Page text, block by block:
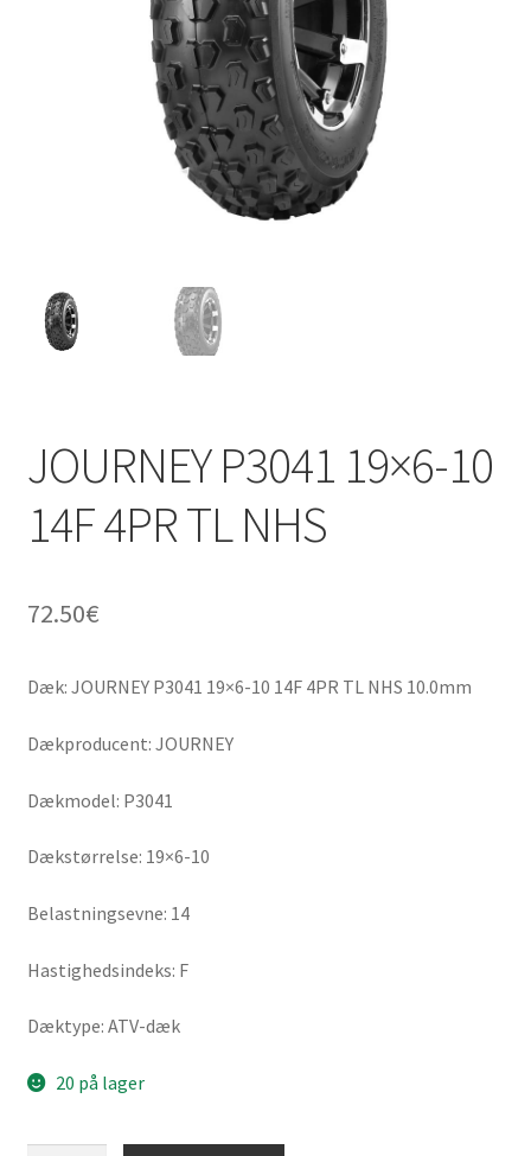
JOURNEY P3041 19×6-10
14F 4PR TL NHS
72.50€
Dæk: JOURNEY P3041 19×6-10 14F 4PR TL NHS 10.0mm
Dækproducent: JOURNEY
Dækmodel: P3041
Dækstørrelse: 19×6-10
Belastningsevne: 14
Hastighedsindeks: F
Dæktype: ATV-dæk
20 på lager